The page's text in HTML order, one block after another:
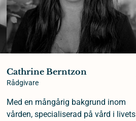
Cathrine Berntzon
Rådgivare
Med en mångårig bakgrund inom
vården, specialiserad på vård i livets